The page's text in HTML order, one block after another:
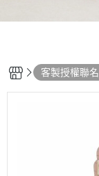
客製授權聯名